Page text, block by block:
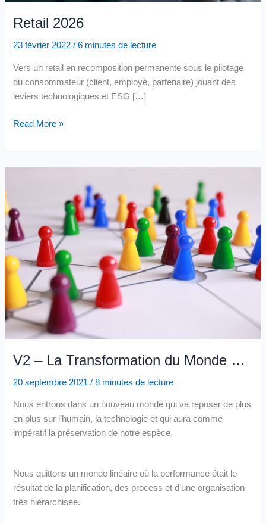
Retail 2026
23 février 2022/6 minutes de lecture
Vers un retail en recomposition permanente sous le pilotage
du consommateur (client, employé, partenaire) jouant des
leviers technologiques et ESG […]
Retail
Read More »
V2 – La Transformation du Monde …
20 septembre 2021/8 minutes de lecture
Nous entrons dans un nouveau monde qui va reposer de plus
en plus sur l’humain, la technologie et qui aura comme
impératif la préservation de notre espèce.
Nous quittons un monde linéaire où la performance était le
résultat de la planification, des process et d’une organisation
très hiérarchisée.